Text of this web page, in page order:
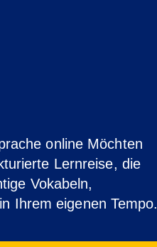
online Möchten
Lernreise, die
Vokabeln,
Ihrem eigenen Tempo.